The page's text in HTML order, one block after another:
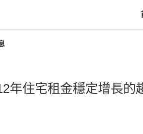
年住宅租金穩定增長的